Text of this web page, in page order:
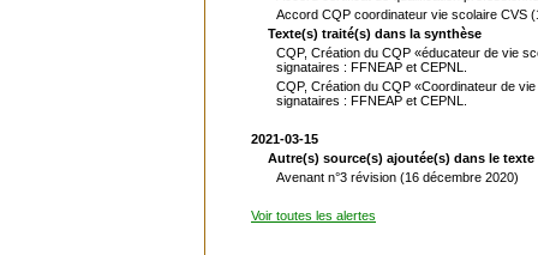
Accord CQP coordinateur vie scolaire CVS
Texte(s) traité(s) dans la synthèse
CQP, Création du CQP «éducateur de vie
signataires : FFNEAP et CEPNL.
CQP, Création du CQP «Coordinateur de
signataires : FFNEAP et CEPNL.
2021-03-15
Autre(s) source(s) ajoutée(s) dans le
Avenant n°3 révision (16 décembre 2020)
Voir toutes les alertes